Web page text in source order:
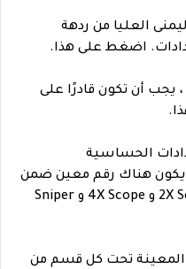
العليا من ردهة
اضغط على هذا.
أن تكون قادرًا على
الحساسية
يكون هناك رقم معين ضمن
أقسام General و Red Dot و 2X Scope و 4X Scope و Sniper
المعينة تحت كل قسم من